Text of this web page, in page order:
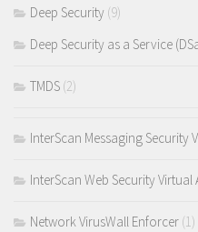
Deep Security (9)
Deep Security as a Service
TMDS (2)
InterScan Messaging Security
InterScan Web Security Virtual
Network VirusWall Enforcer (1)